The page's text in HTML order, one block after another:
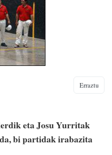
Erraztu
eta Josu Yurritak
bi partidak irabazita